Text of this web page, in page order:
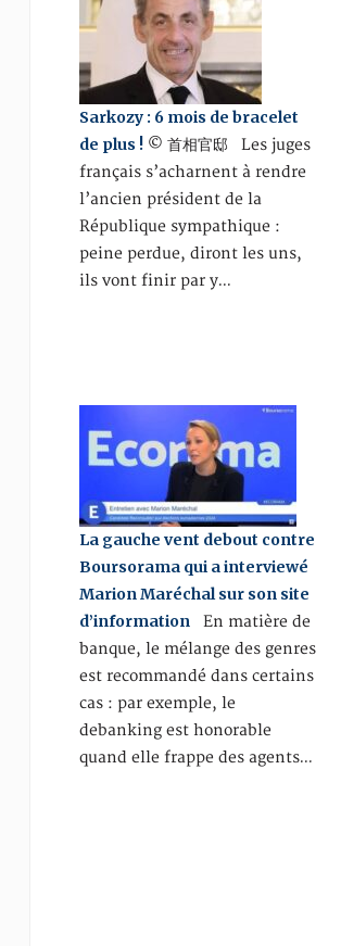
Sarkozy : 6 mois de bracelet
de plus !© 首相官邸 Les juges
français s’acharnent à rendre
l’ancien président de la
République sympathique :
peine perdue, diront les uns,
ils vont finir par y…
La gauche vent debout contre
Boursorama qui a interviewé
Marion Maréchal sur son site
d’informationEn matière de
banque, le mélange des genres
est recommandé dans certains
cas : par exemple, le
debanking est honorable
quand elle frappe des agents…